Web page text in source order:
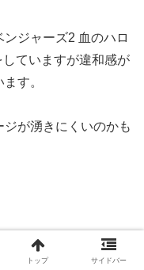
ンジャーズ2 血のハロ
ていますが違和感が
す。
が湧きにくいのかも
トップ サイドバー